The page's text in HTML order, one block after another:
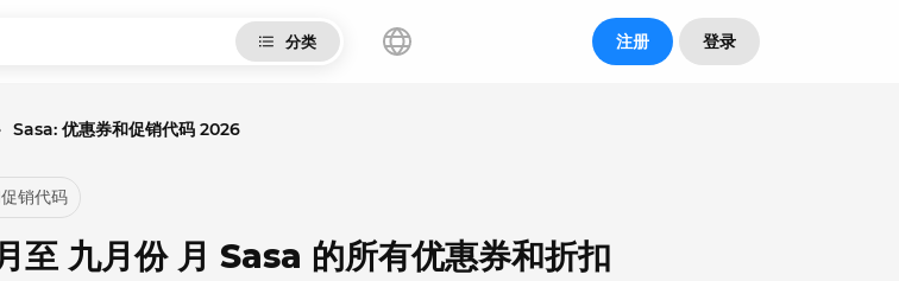
分类 注册 登录
Sasa: 优惠券和促销代码 2026
销代码
至 九月份 月 Sasa 的所有优惠券和折扣